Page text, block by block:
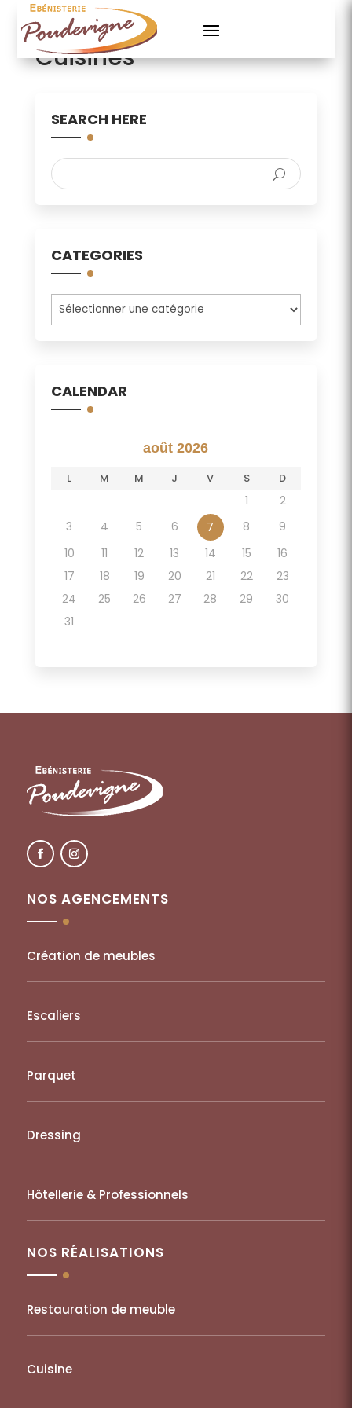
Cuisines
SEARCH HERE
CATEGORIES
Categories
CALENDAR
août 2026
L M M J V S D
1
2
3
4 5 6 7 8
9
10
11 12 13 14 15
16
17
18 19 20 21 22
23
24
25 26 27 28 29
30
31
NOS AGENCEMENTS
Création de meubles
Escaliers
Parquet
Dressing
Hôtellerie & Professionnels
NOS RÉALISATIONS
Restauration de meuble
Cuisine